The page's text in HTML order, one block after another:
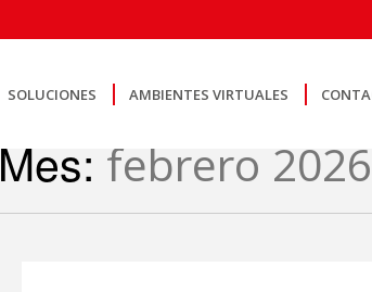
SOLUCIONES AMBIENTES VIRTUALES
Mes: febrero 2026